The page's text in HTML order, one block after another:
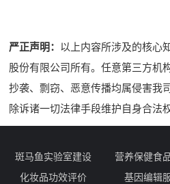
严正声明： 以上内容所涉及的核心
股份有限公司所有。任意第三方机
抄袭、剽窃、恶意传播均属侵害我
除诉诸一切法律手段维护自身合法权
斑马鱼实验室建设 营养保健食
化妆品功效评价
基因编辑